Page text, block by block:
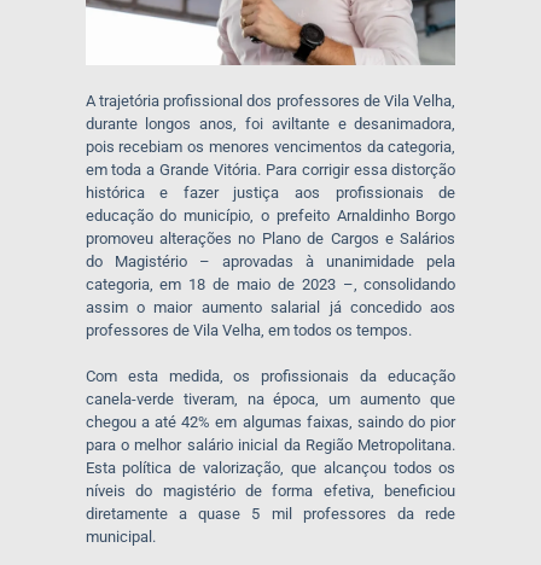
A trajetória profissional dos professores de Vila Velha,
durante longos anos, foi aviltante e desanimadora,
pois recebiam os menores vencimentos da categoria,
em toda a Grande Vitória. Para corrigir essa distorção
histórica e fazer justiça aos profissionais de
educação do município, o prefeito Arnaldinho Borgo
promoveu alterações no Plano de Cargos e Salários
do Magistério – aprovadas à unanimidade pela
categoria, em 18 de maio de 2023 –, consolidando
assim o maior aumento salarial já concedido aos
professores de Vila Velha, em todos os tempos.
Com esta medida, os profissionais da educação
canela-verde tiveram, na época, um aumento que
chegou a até 42% em algumas faixas, saindo do pior
para o melhor salário inicial da Região Metropolitana.
Esta política de valorização, que alcançou todos os
níveis do magistério de forma efetiva, beneficiou
diretamente a quase 5 mil professores da rede
municipal.